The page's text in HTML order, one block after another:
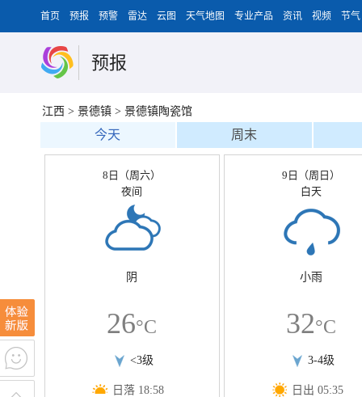
首页 预报 预警 雷达 云图 天气地图 专业产品 资讯 视频 节气
预报
江西 > 景德镇 > 景德镇陶瓷馆
今天 周末
8日（周六）
夜间
阴
26°C
<3级
日落 18:58
9日（周日）
白天
小雨
32°C
3-4级
日出 05:35